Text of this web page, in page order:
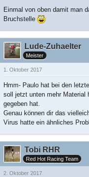
​Einmal von oben damit man
Bruchstelle
Lude-Zuhaelter
Meister
1. Oktober 2017
Hmm- Paulo hat bei den
soll jetzt unten mehr Material
gegeben hat.
Genau können dir das
Virus hatte ein ähnliches
Tobi RHR
Red Hot Racing Team
2. Oktober 2017